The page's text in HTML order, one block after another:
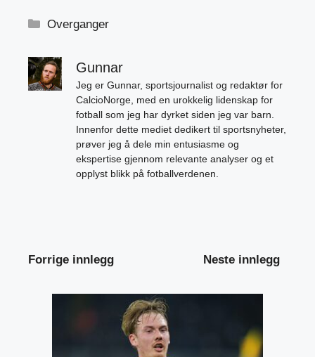
Kategorier
Overganger
Gunnar
Jeg er Gunnar, sportsjournalist og redaktør for
CalcioNorge, med en urokkelig lidenskap for
fotball som jeg har dyrket siden jeg var barn.
Innenfor dette mediet dedikert til sportsnyheter,
prøver jeg å dele min entusiasme og
ekspertise gjennom relevante analyser og et
opplyst blikk på fotballverdenen.
Forrige innlegg Neste innlegg